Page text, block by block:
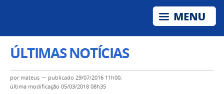
ÚLTIMAS NOTÍCIAS
por mateus — publicado 29/07/2016 11h00,
última modificação 05/03/2018 08h35